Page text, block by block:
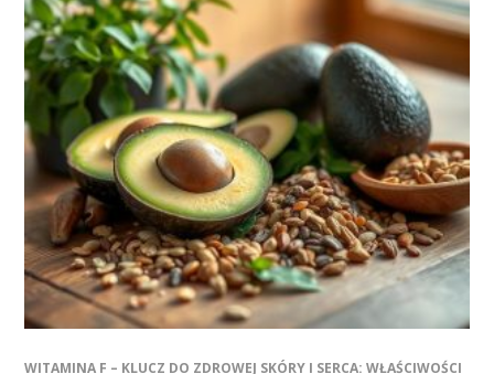
WITAMINA F – KLUCZ DO ZDROWEJ SKÓRY I SERCA: WŁAŚCIWOŚCI